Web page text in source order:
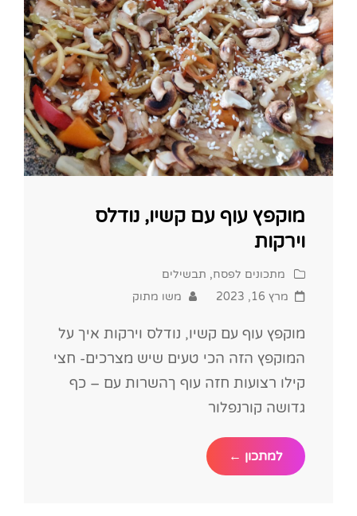
מוקפץ עוף עם קשיו, נודלס
וירקות
Cat
Links
מתכונים לפסח, תבשילים
Posted
מרץ 16, 2023 משו מתוק
מוקפץ עוף עם קשיו, נודלס וירקות איך על
המוקפץ הזה הכי טעים שיש מצרכים- חצי
קילו רצועות חזה עוף ךהשרות עם – כף
גדושה קורנפלור
למתכון ← מוקפץ
עוף